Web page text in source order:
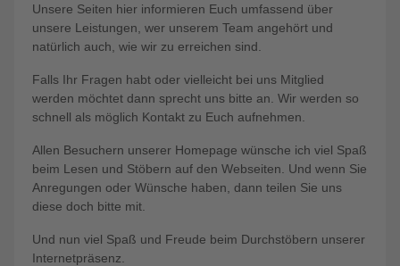
Unsere Seiten hier informieren Euch umfassend über
unsere Leistungen, wer unserem Team angehört und
natürlich auch, wie wir zu erreichen sind.
Falls Ihr Fragen habt oder vielleicht bei uns Mitglied
werden möchtet dann sprecht uns bitte an. Wir werden so
schnell als möglich Kontakt zu Euch aufnehmen.
Allen Besuchern unserer Homepage wünsche ich viel Spaß
beim Lesen und Stöbern auf den Webseiten. Und wenn Sie
Anregungen oder Wünsche haben, dann teilen Sie uns
diese doch bitte mit.
Und nun viel Spaß und Freude beim Durchstöbern unserer
Internetpräsenz.